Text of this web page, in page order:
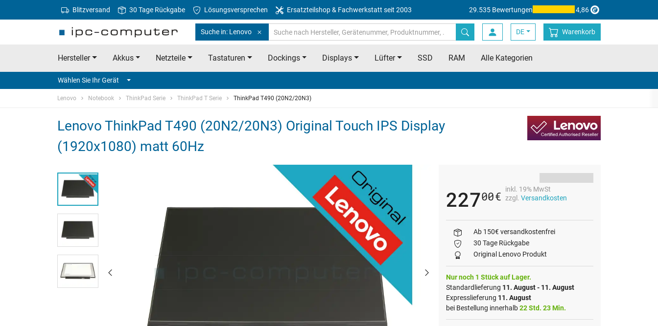
Blitzversand 30 Tage Rückgabe Lösungsversprechen Ersatzteilshop & Fachwerkstatt seit 2003 29.535 Bewertungen 4,86
Suche in: Lenovo DE Warenkorb
Hersteller Akkus Netzteile Tastaturen Dockings Displays Lüfter SSD RAM Alle Kategorien
Wählen Sie Ihr Gerät
Lenovo Notebook ThinkPad Serie ThinkPad T Serie ThinkPad T490 (20N2/20N3)
Lenovo ThinkPad T490 (20N2/20N3) Original Touch IPS Display
(1920x1080) matt 60Hz
22700€
inkl. 19% MwSt
zzgl. Versandkosten
Ab 150€ versandkostenfrei
30 Tage Rückgabe
Original Lenovo Produkt
Nur noch 1 Stück auf Lager.
Standardlieferung 11. August - 11. August
Expresslieferung 11. August
bei Bestellung innerhalb22 Std. 23 Min.